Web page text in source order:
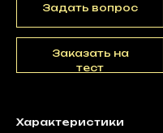
Задать вопрос
Заказать на
тест
Характеристики